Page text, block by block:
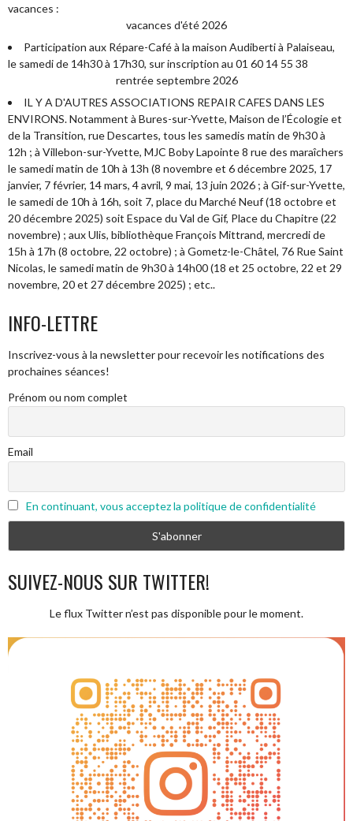
vacances :
vacances d'été 2026
Participation aux Répare-Café à la maison Audiberti à Palaiseau,
le samedi de 14h30 à 17h30, sur inscription au 01 60 14 55 38
rentrée septembre 2026
IL Y A D'AUTRES ASSOCIATIONS REPAIR CAFES DANS LES
ENVIRONS. Notamment à Bures-sur-Yvette, Maison de l’Écologie et
de la Transition, rue Descartes, tous les samedis matin de 9h30 à
12h ; à Villebon-sur-Yvette, MJC Boby Lapointe 8 rue des maraîchers
le samedi matin de 10h à 13h (8 novembre et 6 décembre 2025, 17
janvier, 7 février, 14 mars, 4 avril, 9 mai, 13 juin 2026 ; à Gif-sur-Yvette,
le samedi de 10h à 16h, soit 7, place du Marché Neuf (18 octobre et
20 décembre 2025) soit Espace du Val de Gif, Place du Chapitre (22
novembre) ; aux Ulis, bibliothèque François Mittrand, mercredi de
15h à 17h (8 octobre, 22 octobre) ; à Gometz-le-Châtel, 76 Rue Saint
Nicolas, le samedi matin de 9h30 à 14h00 (18 et 25 octobre, 22 et 29
novembre, 20 et 27 décembre 2025) ; etc..
INFO-LETTRE
Inscrivez-vous à la newsletter pour recevoir les notifications des
prochaines séances!
Prénom ou nom complet
Email
En continuant, vous acceptez la politique de confidentialité
SUIVEZ-NOUS SUR TWITTER!
Le flux Twitter n’est pas disponible pour le moment.